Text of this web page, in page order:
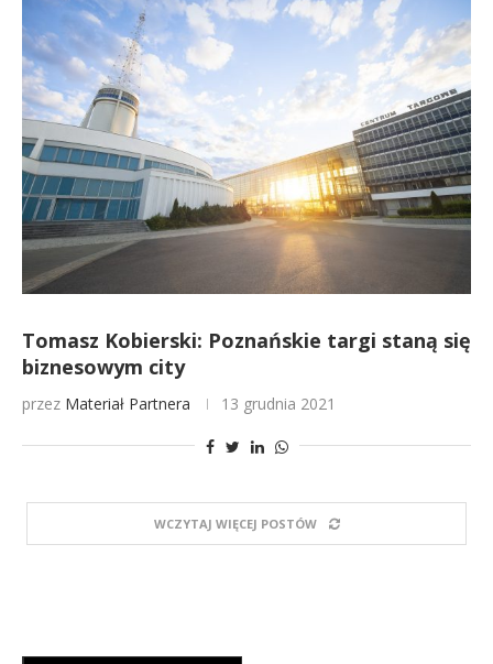
Tomasz Kobierski: Poznańskie targi staną się
biznesowym city
przez Materiał Partnera 13 grudnia 2021
WCZYTAJ WIĘCEJ POSTÓW